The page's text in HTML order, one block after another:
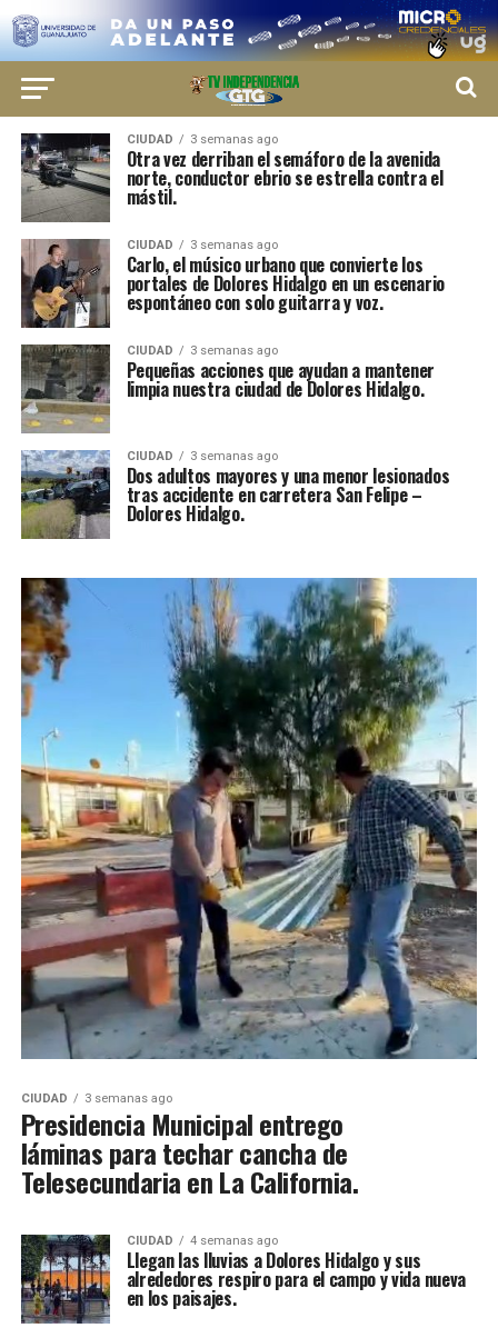
CIUDAD 3 semanas ago
Otra vez derriban el semáforo de la avenida
norte, conductor ebrio se estrella contra el
mástil.
CIUDAD 3 semanas ago
Carlo, el músico urbano que convierte los
portales de Dolores Hidalgo en un escenario
espontáneo con solo guitarra y voz.
CIUDAD 3 semanas ago
Pequeñas acciones que ayudan a mantener
limpia nuestra ciudad de Dolores Hidalgo.
CIUDAD 3 semanas ago
Dos adultos mayores y una menor lesionados
tras accidente en carretera San Felipe –
Dolores Hidalgo.
CIUDAD 3 semanas ago
Presidencia Municipal entrego
láminas para techar cancha de
Telesecundaria en La California.
CIUDAD 4 semanas ago
Llegan las lluvias a Dolores Hidalgo y sus
alrededores respiro para el campo y vida nueva
en los paisajes.